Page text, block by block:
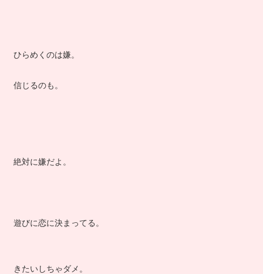
ひらめくのは嫌。
信じるのも。
絶対に嫌だよ。
遊びに恋に決まってる。
きたいしちゃダメ。